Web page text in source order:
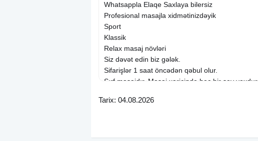
Whatsappla Elaqe Saxlaya bilersiz
Profesional masajla xidmətinizdəyik
Sport
Klassik
Relax masaj növləri
Siz dəvət edin biz gələk.
Sifarişlər 1 saat öncədən qəbul olur.
Sırf masajdır. Masaj xaricinde heç bir şey yoxdur.
Tarix: 04.08.2026